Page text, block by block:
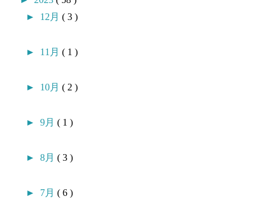
► 12月( 3 )
► 11月( 1 )
► 10月( 2 )
►9月( 1 )
►8月( 3 )
► 7月( 6 )